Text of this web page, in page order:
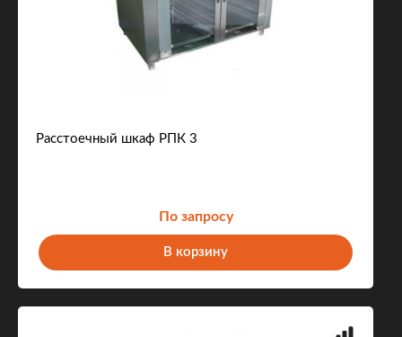
Расстоечный шкаф РПК 3
По запросу
В корзину